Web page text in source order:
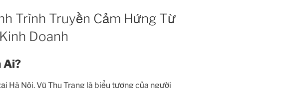
Trình Truyền Cảm Hứng Từ
Doanh
Ai?
Hà Nội, Vũ Thu Trang là biểu tượng của người